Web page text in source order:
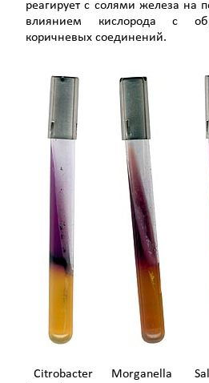
реагирует с солями железа на
влиянием кислорода с
коричневых соединений.
Citrobacter
Morganella